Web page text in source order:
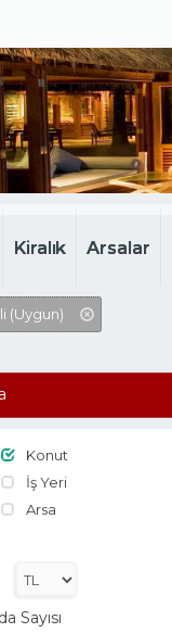
Kiralık Arsalar
(Uygun)
Konut
İş Yeri
Arsa
Sayısı